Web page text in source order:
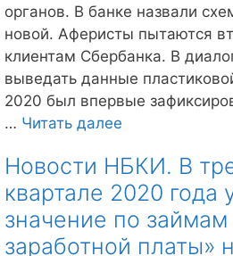
органов. В банке назвали
новой. Аферисты пытаются
клиентам Сбербанка. В
выведать данные
2020 был впервые
… Читать далее
все
новые
схемы
для
Новости НБКИ. В
квартале 2020 года
значение по займам
заработной платы»